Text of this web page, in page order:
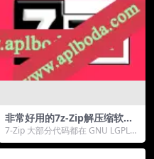
非常好用的7z-Zip解压缩软件-
国外解压软件-支持Windows
7/10/11系统
7-Zip 大部分代码都在 GNU LGPL
许可证下。 代码的某些部分遵循
B...